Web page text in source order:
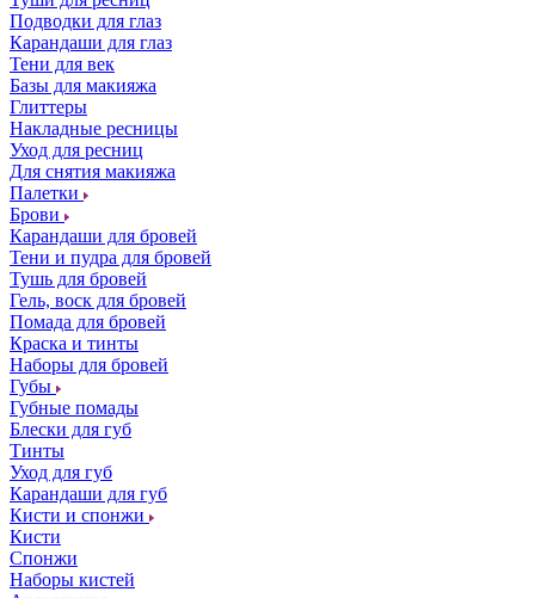
Подводки для глаз
Карандаши для глаз
Тени для век
Базы для макияжа
Глиттеры
Накладные ресницы
Уход для ресниц
Для снятия макияжа
Палетки
Брови
Карандаши для бровей
Тени и пудра для бровей
Тушь для бровей
Гель, воск для бровей
Помада для бровей
Краска и тинты
Наборы для бровей
Губы
Губные помады
Блески для губ
Тинты
Уход для губ
Карандаши для губ
Кисти и спонжи
Кисти
Спонжи
Наборы кистей